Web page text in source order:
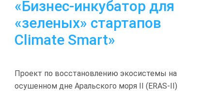
«Бизнес-инкубатор для
«зеленых» стартапов
Climate Smart»
Проект по восстановлению экосистемы на
осушенном дне Аральского моря II (ERAS-II)